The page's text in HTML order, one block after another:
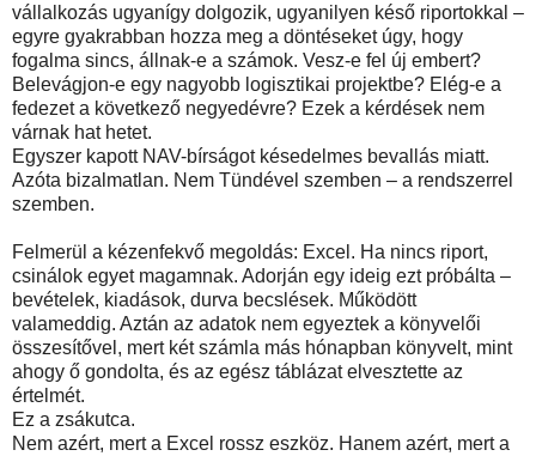
vállalkozás ugyanígy dolgozik, ugyanilyen késő riportokkal –
egyre gyakrabban hozza meg a döntéseket úgy, hogy
fogalma sincs, állnak-e a számok. Vesz-e fel új embert?
Belevágjon-e egy nagyobb logisztikai projektbe? Elég-e a
fedezet a következő negyedévre? Ezek a kérdések nem
várnak hat hetet.
Egyszer kapott NAV-bírságot késedelmes bevallás miatt.
Azóta bizalmatlan. Nem Tündével szemben – a rendszerrel
szemben.
Felmerül a kézenfekvő megoldás: Excel. Ha nincs riport,
csinálok egyet magamnak. Adorján egy ideig ezt próbálta –
bevételek, kiadások, durva becslések. Működött
valameddig. Aztán az adatok nem egyeztek a könyvelői
összesítővel, mert két számla más hónapban könyvelt, mint
ahogy ő gondolta, és az egész táblázat elvesztette az
értelmét.
Ez a zsákutca.
Nem azért, mert a Excel rossz eszköz. Hanem azért, mert a